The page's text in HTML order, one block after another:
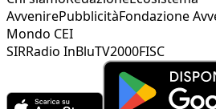
AvvenirePubblicitàFondazione
Mondo CEI
SIRRadio InBluTV2000FISC